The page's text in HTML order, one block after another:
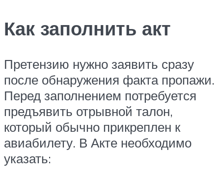
Как заполнить акт
Претензию нужно заявить сразу
после обнаружения факта пропажи.
Перед заполнением потребуется
предъявить отрывной талон,
который обычно прикреплен к
авиабилету. В Акте необходимо
указать: